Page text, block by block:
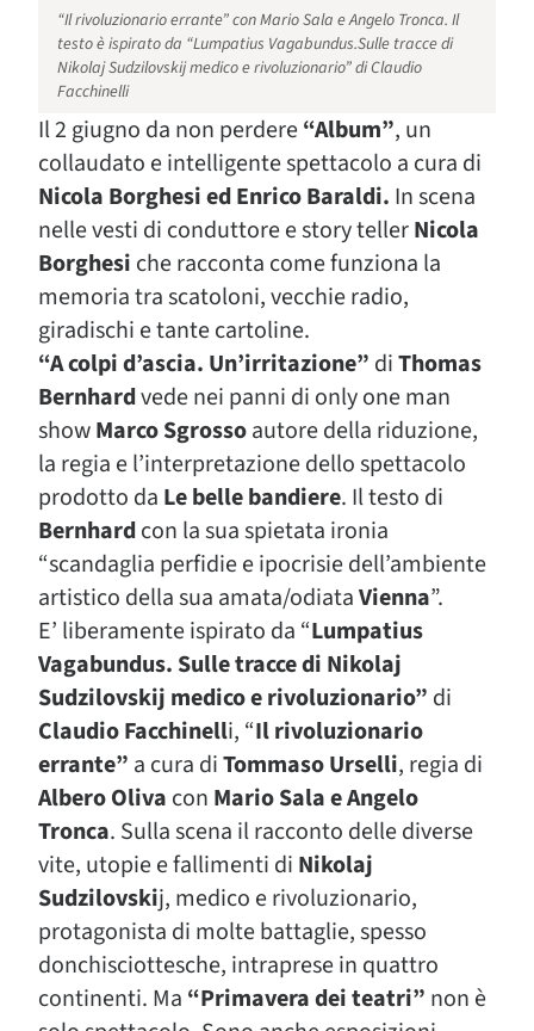
“Il rivoluzionario errante” con Mario Sala e Angelo Tronca. Il
testo è ispirato da “Lumpatius Vagabundus.Sulle tracce di
Nikolaj Sudzilovskij medico e rivoluzionario” di Claudio
Facchinelli
Il 2 giugno da non perdere“Album”, un
collaudato e intelligente spettacolo a cura di
Nicola Borghesi ed Enrico Baraldi. In scena
nelle vesti di conduttore e story tellerNicola
Borghesi che racconta come funziona la
memoria tra scatoloni, vecchie radio,
giradischi e tante cartoline.
“A colpi d’ascia. Un’irritazione” diThomas
Bernhardvede nei panni di only one man
showMarco Sgrossoautore della riduzione,
la regia e l’interpretazione dello spettacolo
prodotto da Le belle bandiere. Il testo di
Bernhardcon la sua spietata ironia
“scandaglia perfidie e ipocrisie dell’ambiente
artistico della sua amata/odiataVienna”.
E’ liberamente ispirato da “Lumpatius
Vagabundus. Sulle tracce di Nikolaj
Sudzilovskij medico e rivoluzionario” di
Claudio Facchinelli, “Il rivoluzionario
errante” a cura diTommaso Urselli, regia di
Albero Oliva con Mario Sala e Angelo
Tronca. Sulla scena il racconto delle diverse
vite, utopie e fallimenti di Nikolaj
Sudzilovskij, medico e rivoluzionario,
protagonista di molte battaglie, spesso
donchisciottesche, intraprese in quattro
continenti. Ma “Primavera dei teatri” non è